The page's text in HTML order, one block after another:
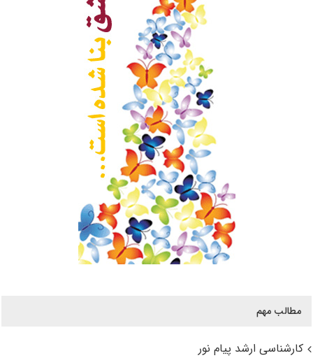
مطالب مهم
کارشناسی ارشد پیام نور